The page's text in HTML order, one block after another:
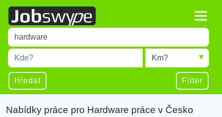
Title
Type 1 or more characters for results.
Místo
Type 1 or more characters for results.
Radius
Hledat Filter
Nabídky práce pro Hardware práce v Česko